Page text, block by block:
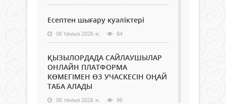
Есептен шығару куәліктері
06 тамыз 2026 ж. 84
ҚЫЗЫЛОРДАДА САЙЛАУШЫЛАР
ОНЛАЙН ПЛАТФОРМА
КӨМЕГІМЕН ӨЗ УЧАСКЕСІН ОҢАЙ
ТАБА АЛАДЫ
06 тамыз 2026 ж. 96